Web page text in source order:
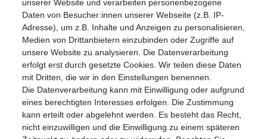
Registrieren
Anmelden (Login)
Warenkorb
unserer Website und verarbeiten personenbezogene
Daten von Besucher:innen unserer Webseite (z.B. IP-
Adresse), um z.B. Inhalte und Anzeigen zu personalisieren,
Medien von Drittanbietern einzubinden oder Zugriffe auf
unsere Website zu analysieren. Die Datenverarbeitung
erfolgt erst durch gesetzte Cookies. Wir teilen diese Daten
mit Dritten, die wir in den Einstellungen benennen.
Die Datenverarbeitung kann mit Einwilligung oder aufgrund
eines berechtigten Interesses erfolgen. Die Zustimmung
kann erteilt oder abgelehnt werden. Es besteht das Recht,
nicht einzuwilligen und die Einwilligung zu einem späteren